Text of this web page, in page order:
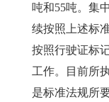
吨和55吨。集
续按照上述标
按照行驶证标
工作。目前所
是标准法规所